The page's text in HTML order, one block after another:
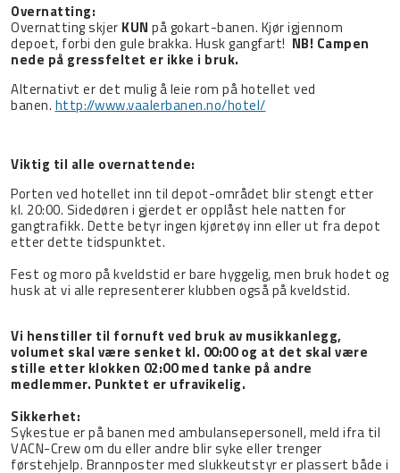
Overnatting:
Overnatting skjer KUN på gokart-banen. Kjør igjennom
depoet, forbi den gule brakka. Husk gangfart! NB! Campen
nede på gressfeltet er ikke i bruk.
Alternativt er det mulig å leie rom på hotellet ved
banen. http://www.vaalerbanen.no/hotel/
Viktig til alle overnattende:
Porten ved hotellet inn til depot-området blir stengt etter
kl. 20:00. Sidedøren i gjerdet er opplåst hele natten for
gangtrafikk. Dette betyr ingen kjøretøy inn eller ut fra depot
etter dette tidspunktet.
Fest og moro på kveldstid er bare hyggelig, men bruk hodet og
husk at vi alle representerer klubben også på kveldstid.
Vi henstiller til fornuft ved bruk av musikkanlegg,
volumet skal være senket kl. 00:00 og at det skal være
stille etter klokken 02:00 med tanke på andre
medlemmer. Punktet er ufravikelig.
Sikkerhet:
Sykestue er på banen med ambulansepersonell, meld ifra til
VACN-Crew om du eller andre blir syke eller trenger
førstehjelp. Brannposter med slukkeutstyr er plassert både i